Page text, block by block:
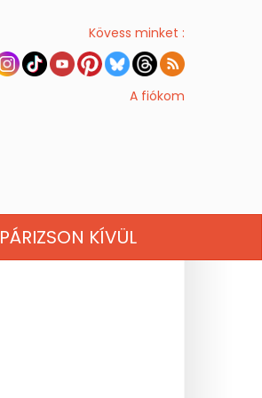
Kövess minket :
A fiókom
PÁRIZSON KÍVÜL